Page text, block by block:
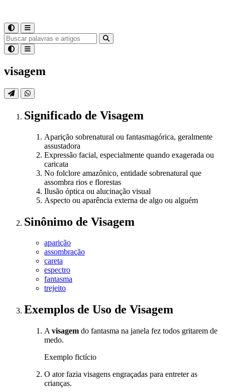
visagem
Significado de Visagem
Aparição sobrenatural ou fantasmagórica, geralmente
assustadora
Expressão facial, especialmente quando exagerada ou
caricata
No folclore amazônico, entidade sobrenatural que
assombra rios e florestas
Ilusão óptica ou alucinação visual
Aspecto ou aparência externa de algo ou alguém
Sinônimo de Visagem
aparição
assombração
careta
espectro
fantasma
trejeito
Exemplos de Uso de Visagem
A visagem do fantasma na janela fez todos gritarem de
medo.
Exemplo fictício
O ator fazia visagens engraçadas para entreter as
crianças.